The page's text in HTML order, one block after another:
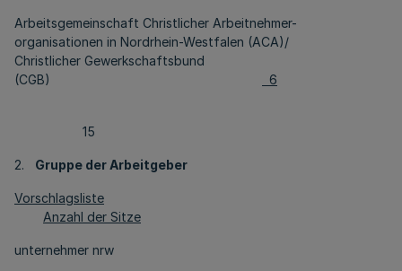
Arbeitsgemeinschaft Christlicher Arbeitnehmer-
organisationen in Nordrhein-Westfalen (ACA)/
Christlicher Gewerkschaftsbund
(CGB)
6
15
2. Gruppe der Arbeitgeber
Vorschlagsliste
Anzahl der Sitze
unternehmer nrw